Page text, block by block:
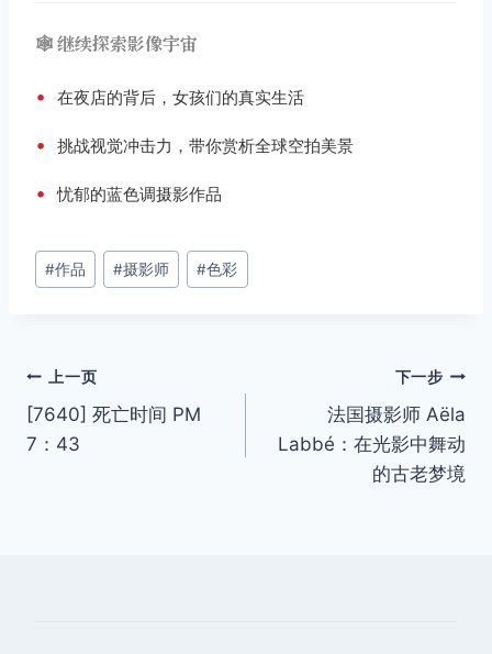
🕸️ 继续探索影像宇宙
• 在夜店的背后，女孩们的真实生活
• 挑战视觉冲击力，带你赏析全球空拍美景
• 忧郁的蓝色调摄影作品
文
章
#作品 #摄影师 #色彩
文
章
上一页
[7640] 死亡时间 PM
7：43
下一步
法国摄影师 Aëla
Labbé：在光影中舞动
的古老梦境